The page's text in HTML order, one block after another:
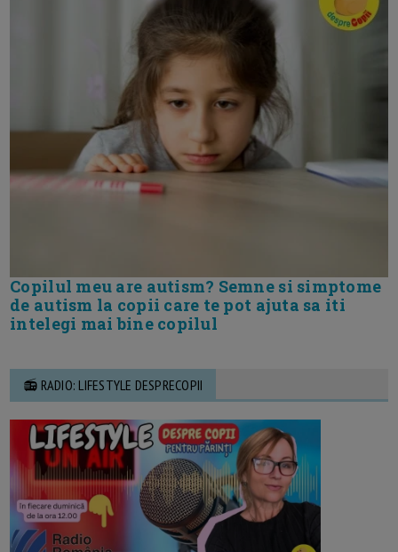
Copilul meu are autism? Semne si simptome
de autism la copii care te pot ajuta sa iti
intelegi mai bine copilul
📻 RADIO: LIFESTYLE DESPRECOPII